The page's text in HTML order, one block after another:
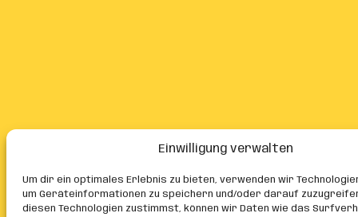
Einwilligung verwalten
Um dir ein optimales Erlebnis zu bieten, verwenden wir
um Geräteinformationen zu speichern und/oder darauf
diesen Technologien zustimmst, können wir Daten wie das